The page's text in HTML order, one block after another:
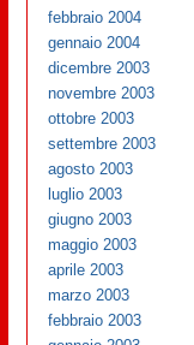
febbraio 2004
gennaio 2004
dicembre 2003
novembre 2003
ottobre 2003
settembre 2003
agosto 2003
luglio 2003
giugno 2003
maggio 2003
aprile 2003
marzo 2003
febbraio 2003